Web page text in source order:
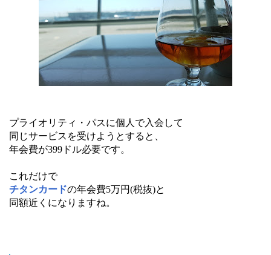
プライオリティ・パスに個人で入会して
同じサービスを受けようとすると、
年会費が399ドル必要です。
これだけで
チタンカードの年会費5万円(税抜)と
同額近くになりますね。